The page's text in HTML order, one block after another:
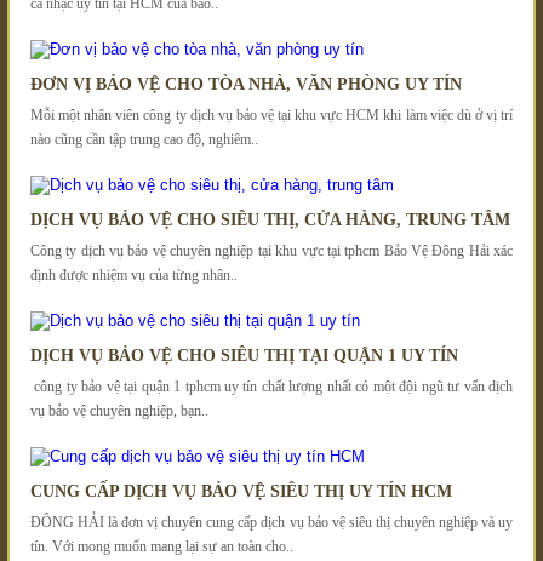
ĐƠN VỊ BẢO VỆ CHO TÒA NHÀ, VĂN PHÒNG UY TÍN
Mỗi một nhân viên công ty dịch vụ bảo vệ tại khu vực HCM khi làm việc dù ở vị trí
nào cũng cần tập trung cao độ, nghiêm..
DỊCH VỤ BẢO VỆ CHO SIÊU THỊ, CỬA HÀNG, TRUNG TÂM
Công ty dịch vụ bảo vệ chuyên nghiệp tại khu vực tại tphcm Bảo Vệ Đông Hải xác
định được nhiệm vụ của từng nhân..
DỊCH VỤ BẢO VỆ CHO SIÊU THỊ TẠI QUẬN 1 UY TÍN
công ty bảo vệ tại quận 1 tphcm uy tín chất lượng nhất có một đội ngũ tư vấn dịch
vụ bảo vệ chuyên nghiệp, bạn..
CUNG CẤP DỊCH VỤ BẢO VỆ SIÊU THỊ UY TÍN HCM
ĐÔNG HẢI là đơn vị chuyên cung cấp dịch vụ bảo vệ siêu thị chuyên nghiệp và uy
tín. Với mong muốn mang lại sự an toàn cho..